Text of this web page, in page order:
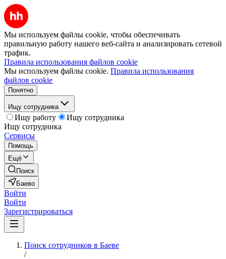
Мы используем файлы cookie, чтобы обеспечивать
правильную работу нашего веб-сайта и анализировать сетевой
трафик.
Правила использования файлов cookie
Мы используем файлы cookie. Правила использования
файлов cookie
Понятно
Ищу сотрудника
Ищу работу
Ищу сотрудника
Ищу сотрудника
Сервисы
Помощь
Ещё
Поиск
Баево
Войти
Войти
Зарегистрироваться
Поиск сотрудников в Баеве
/